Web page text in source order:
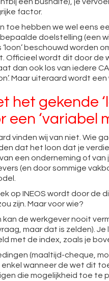
factor.
toe hebben we wel eens
doelstelling (een
‘loon’ beschouwd worden
Officieel wordt dit door de
dan ook los van iedere
Maar uiteraard wordt
het gekende
een ‘variabel
vinden wij van niet. Wie
dat het loon dat je
een onderneming of
(en door sommige
op INEOS wordt door de
zijn. Maar voor wie?
kan de werkgever nooit
maar dat is zelden).
met de index, zoals je
(maaltijd-cheque,
wanneer de wet dit
die mogelijkheid toe te